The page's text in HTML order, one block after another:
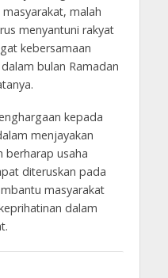
malah
menyantuni rakyat
kebersamaan
bulan Ramadan
kepada
menjayakan
berharap usaha
diteruskan pada
masyarakat
dalam